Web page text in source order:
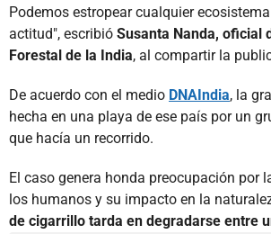
Podemos estropear cualquier
actitud", escribió Susanta Nanda, oficial
Forestal de la India, al compartir la
De acuerdo con el medio DNAIndia, la
hecha en una playa de ese país por un
que hacía un recorrido.
El caso genera honda preocupación por
los humanos y su impacto en la
de cigarrillo tarda en degradarse entre